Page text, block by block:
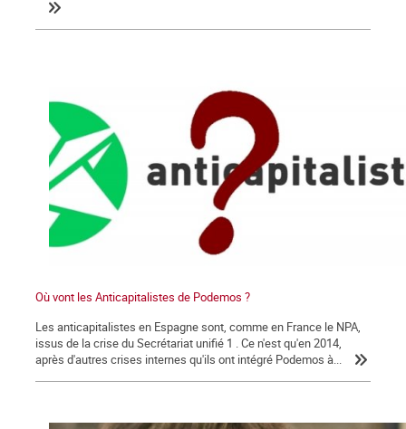
Où vont les Anticapitalistes de Podemos ?
Les anticapitalistes en Espagne sont, comme en France le NPA,
issus de la crise du Secrétariat unifié 1 . Ce n'est qu'en 2014,
après d'autres crises internes qu'ils ont intégré Podemos à...